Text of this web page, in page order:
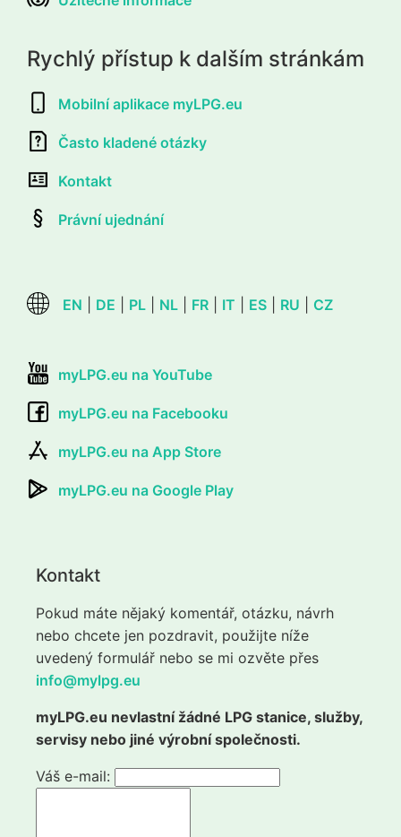
Rychlý přístup k dalším stránkám
Mobilní aplikace myLPG.eu
Často kladené otázky
Kontakt
Právní ujednání
EN DE PL NL FR IT ES RU CZ
myLPG.eu na YouTube
myLPG.eu na Facebooku
myLPG.eu na App Store
myLPG.eu na Google Play
Kontakt
Pokud máte nějaký komentář, otázku, návrh
nebo chcete jen pozdravit, použijte níže
uvedený formulář nebo se mi ozvěte přes
info@mylpg.eu
myLPG.eu nevlastní žádné LPG stanice, služby,
servisy nebo jiné výrobní společnosti.
Váš e-mail: